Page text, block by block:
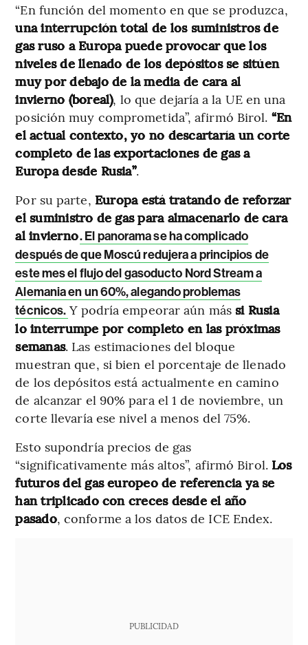
“En función del momento en que se produzca,
una interrupción total de los suministros de
gas ruso a Europa puede provocar que los
niveles de llenado de los depósitos se sitúen
muy por debajo de la media de cara al
invierno (boreal), lo que dejaría a la UE en una
posición muy comprometida”, afirmó Birol. “En
el actual contexto, yo no descartaría un corte
completo de las exportaciones de gas a
Europa desde Rusia”.
Por su parte, Europa está tratando de reforzar
el suministro de gas para almacenarlo de cara
al invierno. El panorama se ha complicado
después de que Moscú redujera a principios de
este mes el flujo del gasoducto Nord Stream a
Alemania en un 60%, alegando problemas
técnicos. Y podría empeorar aún más si Rusia
lo interrumpe por completo en las próximas
semanas. Las estimaciones del bloque
muestran que, si bien el porcentaje de llenado
de los depósitos está actualmente en camino
de alcanzar el 90% para el 1 de noviembre, un
corte llevaría ese nivel a menos del 75%.
Esto supondría precios de gas
“significativamente más altos”, afirmó Birol. Los
futuros del gas europeo de referencia ya se
han triplicado con creces desde el año
pasado, conforme a los datos de ICE Endex.
PUBLICIDAD